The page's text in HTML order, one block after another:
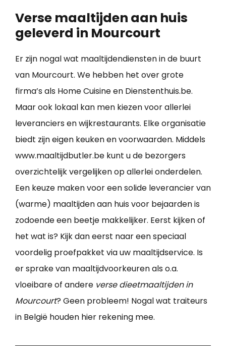
Verse maaltijden aan huis
geleverd in Mourcourt
Er zijn nogal wat maaltijdendiensten in de buurt
van Mourcourt. We hebben het over grote
firma’s als Home Cuisine en Dienstenthuis.be.
Maar ook lokaal kan men kiezen voor allerlei
leveranciers en wijkrestaurants. Elke organisatie
biedt zijn eigen keuken en voorwaarden. Middels
www.maaltijdbutler.be kunt u de bezorgers
overzichtelijk vergelijken op allerlei onderdelen.
Een keuze maken voor een solide leverancier van
(warme) maaltijden aan huis voor bejaarden is
zodoende een beetje makkelijker. Eerst kijken of
het wat is? Kijk dan eerst naar een speciaal
voordelig proefpakket via uw maaltijdservice. Is
er sprake van maaltijdvoorkeuren als o.a.
vloeibare of andere verse dieetmaaltijden in
Mourcourt? Geen probleem! Nogal wat traiteurs
in België houden hier rekening mee.